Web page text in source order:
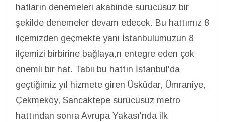
hatların denemeleri akabinde sürücüsüz bir
şekilde denemeler devam edecek. Bu hattımız 8
ilçemizden geçmekte yani İstanbulumuzun 8
ilçemizi birbirine bağlaya,n entegre eden çok
önemli bir hat. Tabii bu hattın İstanbul'da
geçtiğimiz yıl hizmete giren Üsküdar, Ümraniye,
Çekmeköy, Sancaktepe sürücüsüz metro
hattından sonra Avrupa Yakası'nda ilk